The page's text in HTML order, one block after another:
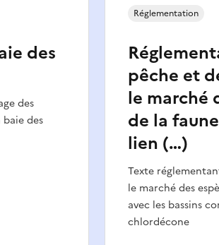
des
des
des
pêche et
le marché
de la
lien (…)
Texte
le marché des
avec les bassins
chlordécone
Réglementation